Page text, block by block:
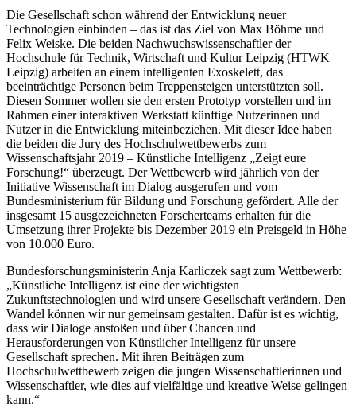
Die Gesellschaft schon während der Entwicklung neuer
Technologien einbinden – das ist das Ziel von Max Böhme und
Felix Weiske. Die beiden Nachwuchswissenschaftler der
Hochschule für Technik, Wirtschaft und Kultur Leipzig (HTWK
Leipzig) arbeiten an einem intelligenten Exoskelett, das
beeinträchtige Personen beim Treppensteigen unterstützten soll.
Diesen Sommer wollen sie den ersten Prototyp vorstellen und im
Rahmen einer interaktiven Werkstatt künftige Nutzerinnen und
Nutzer in die Entwicklung miteinbeziehen. Mit dieser Idee haben
die beiden die Jury des Hochschulwettbewerbs zum
Wissenschaftsjahr 2019 – Künstliche Intelligenz „Zeigt eure
Forschung!“ überzeugt. Der Wettbewerb wird jährlich von der
Initiative Wissenschaft im Dialog ausgerufen und vom
Bundesministerium für Bildung und Forschung gefördert. Alle der
insgesamt 15 ausgezeichneten Forscherteams erhalten für die
Umsetzung ihrer Projekte bis Dezember 2019 ein Preisgeld in Höhe
von 10.000 Euro.
Bundesforschungsministerin Anja Karliczek sagt zum Wettbewerb:
„Künstliche Intelligenz ist eine der wichtigsten
Zukunftstechnologien und wird unsere Gesellschaft verändern. Den
Wandel können wir nur gemeinsam gestalten. Dafür ist es wichtig,
dass wir Dialoge anstoßen und über Chancen und
Herausforderungen von Künstlicher Intelligenz für unsere
Gesellschaft sprechen. Mit ihren Beiträgen zum
Hochschulwettbewerb zeigen die jungen Wissenschaftlerinnen und
Wissenschaftler, wie dies auf vielfältige und kreative Weise gelingen
kann.“